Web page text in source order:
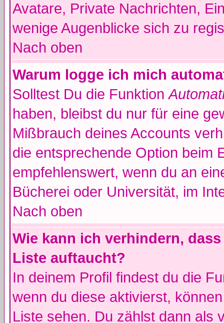
Avatare, Private Nachrichten,
wenige Augenblicke sich zu
Nach oben
Warum logge ich mich
Solltest Du die Funktion
haben, bleibst du nur für eine
Mißbrauch deines Accounts
die entsprechende Option beim
empfehlenswert, wenn du an
Bücherei oder Universität, im
Nach oben
Wie kann ich verhindern,
Liste auftaucht?
In deinem Profil findest du die
wenn du diese aktivierst,
Liste sehen. Du zählst dann als